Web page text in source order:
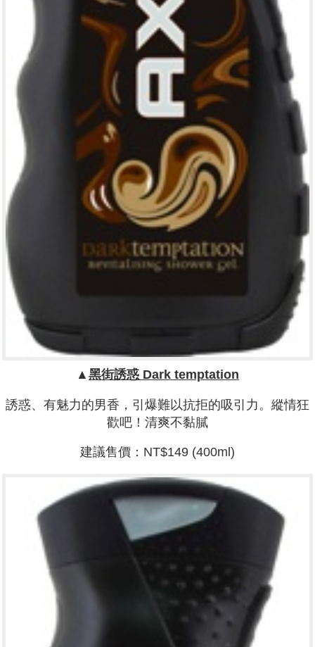
▲ 黑街誘惑 Dark temptation
誘惑、有魅力的男香，引爆難以抗拒的吸引力。縱情狂
歡吧！清爽不黏膩
建議售價：NT$149 (400ml)